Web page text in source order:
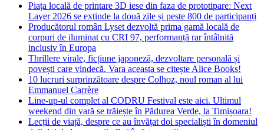
Piața locală de printare 3D iese din faza de prototipare: Next
Layer 2026 se extinde la două zile și peste 800 de participanți
Producătorul român Lyset dezvoltă prima gamă locală de
corpuri de iluminat cu CRI 97, performanță rar întâlnită
inclusiv în Europa
Thrillere virale, ficțiune japoneză, dezvoltare personală și
povești care vindecă. Vara aceasta se citește Alice Books!
10 lucruri surprinzătoare despre Colhoz, noul roman al lui
Emmanuel Carrère
Line-up-ul complet al CODRU Festival este aici. Ultimul
weekend din vară se trăiește în Pădurea Verde, la Timișoara!
Lecții de viață, despre ce au învățat doi specialiști în domeniul